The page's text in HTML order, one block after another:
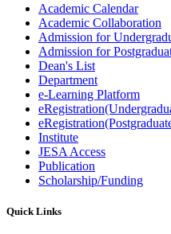
Academic Calendar
Academic Collaboration
Admission for
Admission for
Dean's List
Department
e-Learning Platform
Institute
JESA Access
Publication
Scholarship/Funding
Quick Links